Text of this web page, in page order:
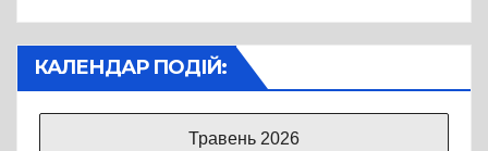
КАЛЕНДАР ПОДІЙ:
Травень 2026